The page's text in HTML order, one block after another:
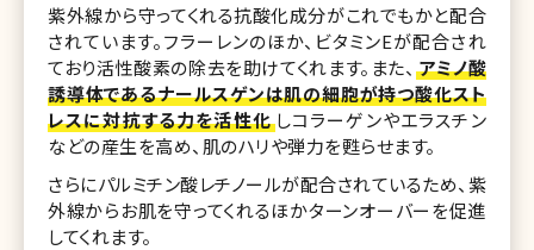
紫外線から守ってくれる抗酸化成分がこれでもかと配合
されています。フラーレンのほか、ビタミンEが配合され
ており活性酸素の除去を助けてくれます。また、 アミノ酸
誘導体であるナールスゲンは肌の細胞が持つ酸化スト
レスに対抗する力を活性化しコラーゲンやエラスチン
などの産生を高め、肌のハリや弾力を甦らせます。
さらにパルミチン酸レチノールが配合されているため、紫
外線からお肌を守ってくれるほかターンオーバーを促進
してくれます。